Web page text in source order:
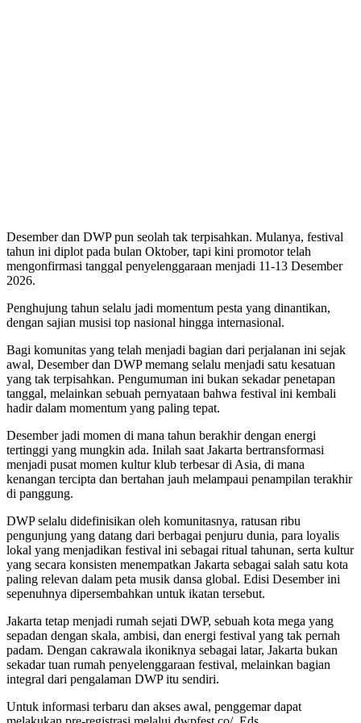
Desember dan DWP pun seolah tak terpisahkan. Mulanya, festival
tahun ini diplot pada bulan Oktober, tapi kini promotor telah
mengonfirmasi tanggal penyelenggaraan menjadi 11-13 Desember
2026.
Penghujung tahun selalu jadi momentum pesta yang dinantikan,
dengan sajian musisi top nasional hingga internasional.
Bagi komunitas yang telah menjadi bagian dari perjalanan ini sejak
awal, Desember dan DWP memang selalu menjadi satu kesatuan
yang tak terpisahkan. Pengumuman ini bukan sekadar penetapan
tanggal, melainkan sebuah pernyataan bahwa festival ini kembali
hadir dalam momentum yang paling tepat.
Desember jadi momen di mana tahun berakhir dengan energi
tertinggi yang mungkin ada. Inilah saat Jakarta bertransformasi
menjadi pusat momen kultur klub terbesar di Asia, di mana
kenangan tercipta dan bertahan jauh melampaui penampilan terakhir
di panggung.
DWP selalu didefinisikan oleh komunitasnya, ratusan ribu
pengunjung yang datang dari berbagai penjuru dunia, para loyalis
lokal yang menjadikan festival ini sebagai ritual tahunan, serta kultur
yang secara konsisten menempatkan Jakarta sebagai salah satu kota
paling relevan dalam peta musik dansa global. Edisi Desember ini
sepenuhnya dipersembahkan untuk ikatan tersebut.
Jakarta tetap menjadi rumah sejati DWP, sebuah kota mega yang
sepadan dengan skala, ambisi, dan energi festival yang tak pernah
padam. Dengan cakrawala ikoniknya sebagai latar, Jakarta bukan
sekadar tuan rumah penyelenggaraan festival, melainkan bagian
integral dari pengalaman DWP itu sendiri.
Untuk informasi terbaru dan akses awal, penggemar dapat